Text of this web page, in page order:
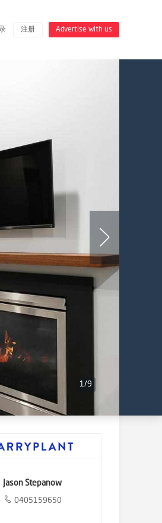
注册 Advertise with us
1/9
Jason Stepanow
0405159650